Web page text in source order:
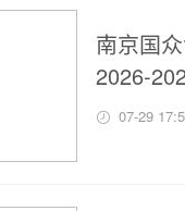
南京国
2026-
07-29